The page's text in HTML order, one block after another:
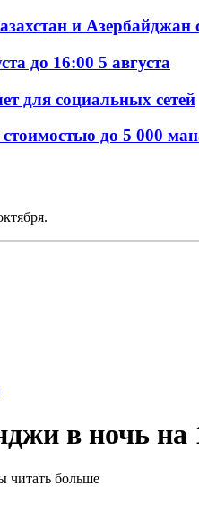
и Азербайджан
до 16:00 5 августа
для социальных сетей
до 5 000
в ночь на
читать больше